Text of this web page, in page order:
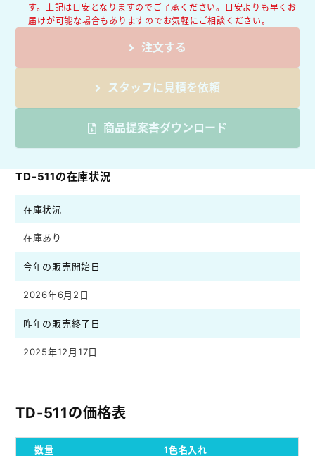
す。上記は目安となりますのでご了承ください。目安よりも早くお
届けが可能な場合もありますのでお気軽にご相談ください。
注文する
スタッフに見積を依頼
商品提案書ダウンロード
TD-511の在庫状況
在庫状況
在庫あり
今年の販売開始日
2026年6月2日
昨年の販売終了日
2025年12月17日
TD-511の価格表
数量 1色名入れ